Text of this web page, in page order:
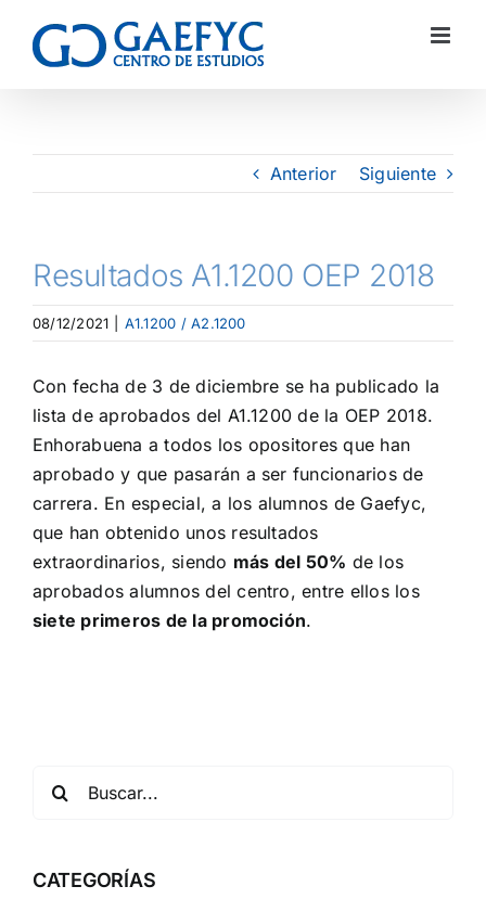
Anterior Siguiente
Resultados A1.1200 OEP 2018
08/12/2021 A1.1200 / A2.1200
Con fecha de 3 de diciembre se ha publicado la
lista de aprobados del A1.1200 de la OEP 2018.
Enhorabuena a todos los opositores que han
aprobado y que pasarán a ser funcionarios de
carrera. En especial, a los alumnos de Gaefyc,
que han obtenido unos resultados
extraordinarios, siendo más del 50% de los
aprobados alumnos del centro, entre ellos los
siete primeros de la promoción.
CATEGORÍAS